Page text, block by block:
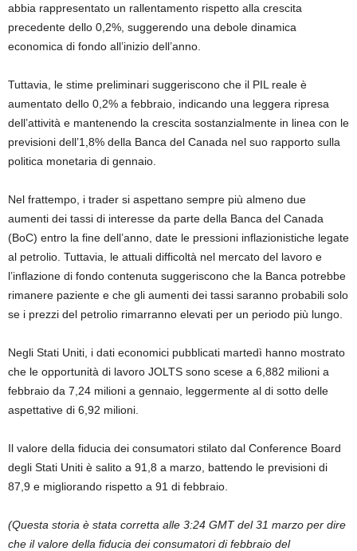
abbia rappresentato un rallentamento rispetto alla crescita
precedente dello 0,2%, suggerendo una debole dinamica
economica di fondo all’inizio dell’anno.
Tuttavia, le stime preliminari suggeriscono che il PIL reale è
aumentato dello 0,2% a febbraio, indicando una leggera ripresa
dell’attività e mantenendo la crescita sostanzialmente in linea con le
previsioni dell’1,8% della Banca del Canada nel suo rapporto sulla
politica monetaria di gennaio.
Nel frattempo, i trader si aspettano sempre più almeno due
aumenti dei tassi di interesse da parte della Banca del Canada
(BoC) entro la fine dell’anno, date le pressioni inflazionistiche legate
al petrolio. Tuttavia, le attuali difficoltà nel mercato del lavoro e
l’inflazione di fondo contenuta suggeriscono che la Banca potrebbe
rimanere paziente e che gli aumenti dei tassi saranno probabili solo
se i prezzi del petrolio rimarranno elevati per un periodo più lungo.
Negli Stati Uniti, i dati economici pubblicati martedì hanno mostrato
che le opportunità di lavoro JOLTS sono scese a 6,882 milioni a
febbraio da 7,24 milioni a gennaio, leggermente al di sotto delle
aspettative di 6,92 milioni.
Il valore della fiducia dei consumatori stilato dal Conference Board
degli Stati Uniti è salito a 91,8 a marzo, battendo le previsioni di
87,9 e migliorando rispetto a 91 di febbraio.
(Questa storia è stata corretta alle 3:24 GMT del 31 marzo per dire
che il valore della fiducia dei consumatori di febbraio del